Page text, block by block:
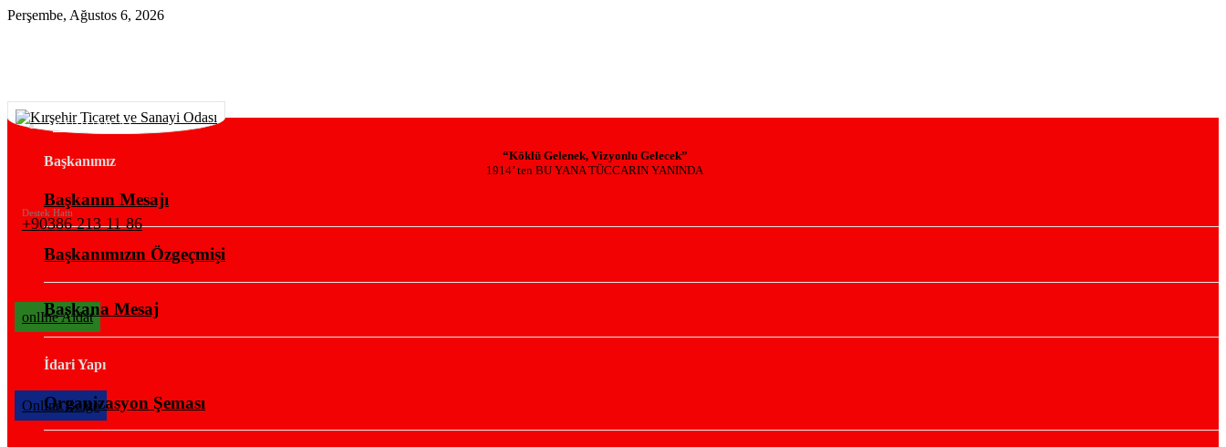
Perşembe, Ağustos 6, 2026
“Köklü Gelenek, Vizyonlu Gelecek”
1914’ ten BU YANA TÜCCARIN YANINDA
Destek Hattı
+90386 213 11 86
onlIne Aidat
OnlIne Belge
KURUMSAL
Başkanımız
Başkanın Mesajı
Başkanımızın Özgeçmişi
Başkana Mesaj
İdari Yapı
Organizasyon Şeması